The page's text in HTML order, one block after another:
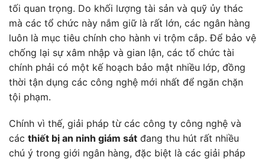
tối quan trọng. Do khối lượng tài sản và quỹ ủy thác
mà các tổ chức này nắm giữ là rất lớn, các ngân hàng
luôn là mục tiêu chính cho hành vi trộm cắp. Để bảo vệ
chống lại sự xâm nhập và gian lận, các tổ chức tài
chính phải có một kế hoạch bảo mật nhiều lớp, đồng
thời tận dụng các công nghệ mới nhất để ngăn chặn
tội phạm.
Chính vì thế, giải pháp từ các công ty công nghệ và
các thiết bị an ninh giám sát đang thu hút rất nhiều
chú ý trong giới ngân hàng, đặc biệt là các giải pháp